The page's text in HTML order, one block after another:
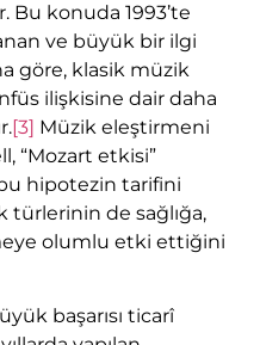
Bu konuda 1993’te
ve büyük bir ilgi
göre, klasik müzik
ilişkisine dair daha
[3] Müzik eleştirmeni
“Mozart etkisi”
hipotezin tarifini
de sağlığa,
olumlu etki ettiğini
başarısı ticarî